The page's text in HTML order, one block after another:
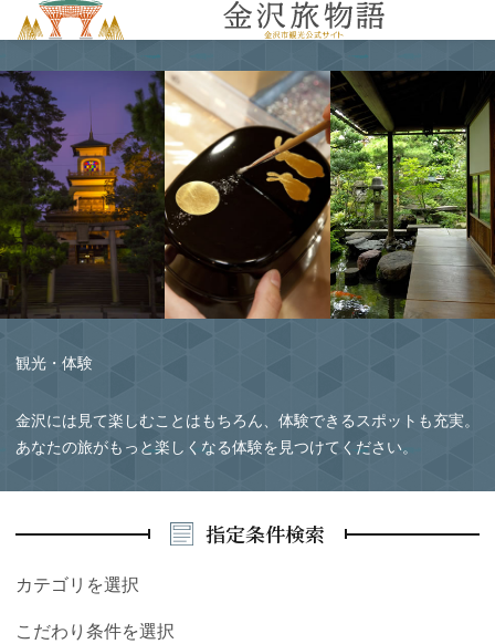
観光・体験
金沢には見て楽しむことはもちろん、体験できるスポットも充実。
あなたの旅がもっと楽しくなる体験を見つけてください。
指定条件検索
カテゴリを選択
こだわり条件を選択